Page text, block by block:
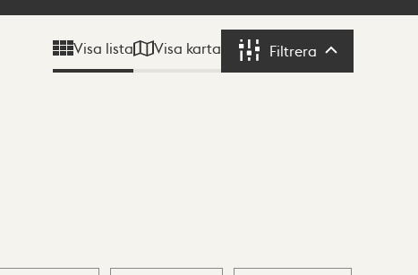
Visa lista Visa karta Filtrera Filtrera